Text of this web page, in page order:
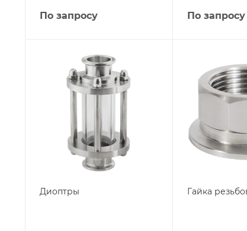
По запросу По запросу
Диоптры Гайка